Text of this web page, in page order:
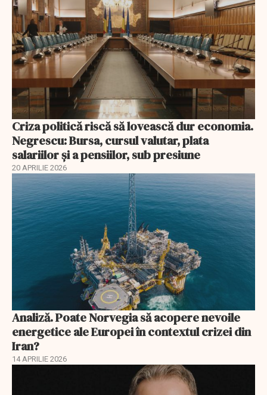
Criza politică riscă să lovească dur economia.
Negrescu: Bursa, cursul valutar, plata
salariilor şi a pensiilor, sub presiune
20 APRILIE 2026
Analiză. Poate Norvegia să acopere nevoile
energetice ale Europei în contextul crizei din
Iran?
14 APRILIE 2026